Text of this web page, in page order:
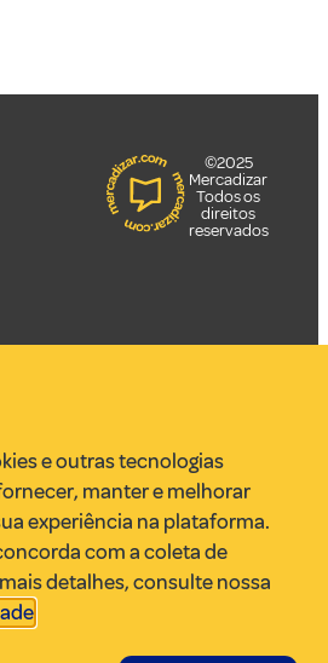
©2025
Mercadizar
Todos os
direitos
reservados
e outras tecnologias
manter e melhorar
experiência na plataforma.
com a coleta de
detalhes, consulte nossa